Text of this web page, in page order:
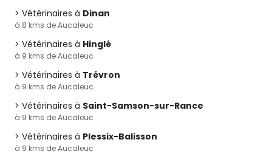
Vétérinaires à Dinan
à 8 kms de Aucaleuc
Vétérinaires à Hinglé
à 9 kms de Aucaleuc
Vétérinaires à Trévron
à 9 kms de Aucaleuc
Vétérinaires à Saint-Samson-sur-Rance
à 9 kms de Aucaleuc
Vétérinaires à Plessix-Balisson
à 9 kms de Aucaleuc